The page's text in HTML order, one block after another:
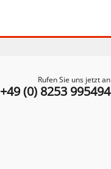
Rufen Sie uns jetzt an
+49 (0) 8253 995494